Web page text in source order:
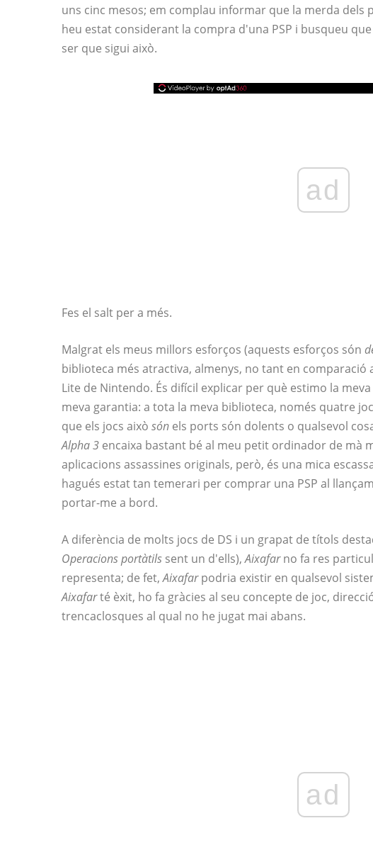
uns cinc mesos; em complau informar que la merda dels
heu estat considerant la compra d'una PSP i busqueu
ser que sigui això.
ad
Fes el salt per a més.
Malgrat els meus millors esforços (aquests esforços són
biblioteca més atractiva, almenys, no tant en
Lite de Nintendo. És difícil explicar per què estimo la
meva garantia: a tota la meva biblioteca, només quatre
que els jocs això són els ports són dolents o qualsevol
Alpha 3 encaixa bastant bé al meu petit ordinador de mà
aplicacions assassines originals, però, és una mica
hagués estat tan temerari per comprar una PSP al
portar-me a bord.
A diferència de molts jocs de DS i un grapat de títols
Operacions portàtils sent un d'ells),Aixafarno fa res
representa; de fet,Aixafarpodria existir en qualsevol
Aixafarté èxit, ho fa gràcies al seu concepte de joc,
trencaclosques al qual no he jugat mai abans.
ad